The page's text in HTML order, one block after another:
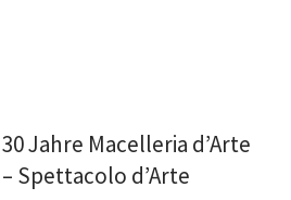
30 Jahre Macelleria d’Arte
– Spettacolo d’Arte